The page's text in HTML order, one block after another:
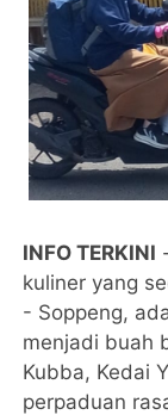
INFO TERKINI
kuliner yang
- Soppeng,
menjadi buah
Kubba, Kedai
perpaduan